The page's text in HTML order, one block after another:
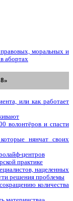
моральных и
абортах
или как работает
волонтёров и спасти
нянчат своих
центров
практике
нацеленных
решения проблемы
количества